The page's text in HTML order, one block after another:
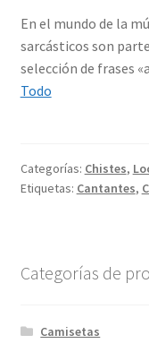
En el mundo de la
sarcásticos son
selección de frases
Todo
Categorías: Chistes,
Etiquetas: Cantantes,
Categorías de
Camisetas